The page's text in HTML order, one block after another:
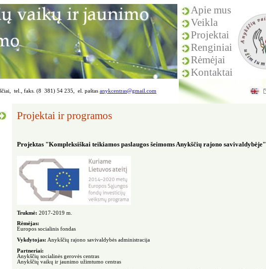
Apie mus
Veikla
Projektai
Renginiai
Rėmėjai
Kontaktai
tel., faks. (8 381) 54 235, el. paštas anykcentras@gmail.com
Projektai ir programos
Projektas "Kompleksiškai teikiamos paslaugos šeimoms Anykščių rajono savivaldybėje"
Trukmė: 2017-2019 m.
Rėmėjas:
Europos socialinis fondas
Vykdytojas: Anykščių rajono savivaldybės administracija
Partneriai:
Anykščių socialinės gerovės centras
Anykščių vaikų ir jaunimo užimtumo centras